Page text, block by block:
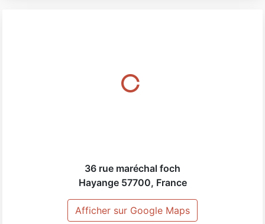
36 rue maréchal foch
Hayange 57700, France
Afficher sur Google Maps